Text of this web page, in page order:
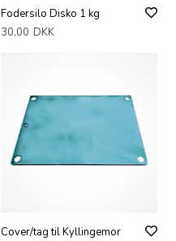
Fodersilo Disko 1 kg
30,00 DKK
Cover/tag til Kyllingemor